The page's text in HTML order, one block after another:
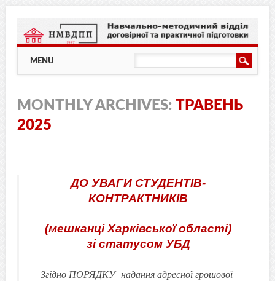
Main menu
MENU
MONTHLY ARCHIVES: ТРАВЕНЬ
2025
ДО УВАГИ СТУДЕНТІВ-
КОНТРАКТНИКІВ
(мешканці Харківської області)
зі статусом УБД
Згідно ПОРЯДКУ надання адресної грошової